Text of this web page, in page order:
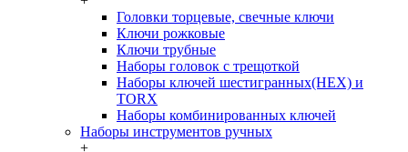
Головки торцевые, свечные ключи
Ключи рожковые
Ключи трубные
Наборы головок c трещоткой
Наборы ключей шестигранных(HEX) и
TORX
Наборы комбинированных ключей
Наборы инструментов ручных
+